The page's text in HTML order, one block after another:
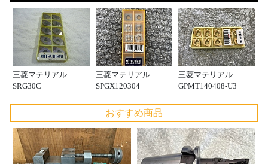
三菱マテリアル
SRG30C
三菱マテリアル
SPGX120304
三菱マテリアル
GPMT140408-U3
おすすめ商品